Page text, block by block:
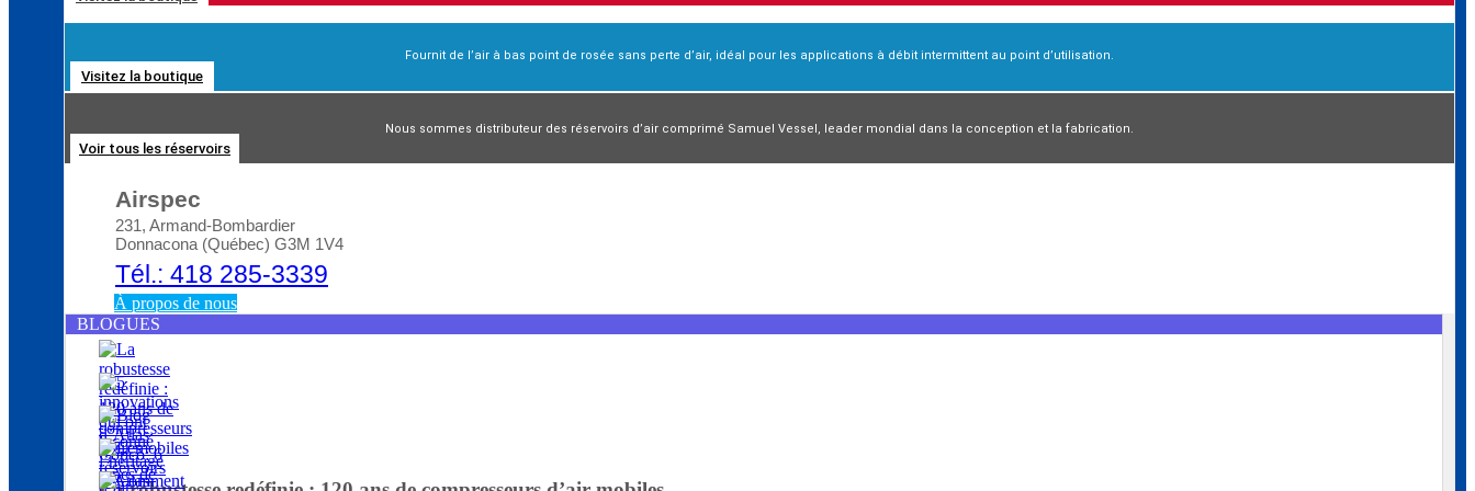
Blog d’Atlas Copco: Comment choisir le bon compresseur rotatif à vis
Fournit de l’air à bas point de rosée sans perte d’air, idéal pour les applications à débit intermittent au point d’utilisation.
Visitez la boutique
Nous sommes distributeur des réservoirs d’air comprimé Samuel Vessel, leader mondial dans la conception et la fabrication.
Voir tous les réservoirs
Airspec
231, Armand-Bombardier
Donnacona (Québec) G3M 1V4
Tél.: 418 285-3339
À propos de nous
BLOGUES